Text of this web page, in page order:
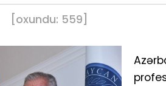
[oxundu: 559]